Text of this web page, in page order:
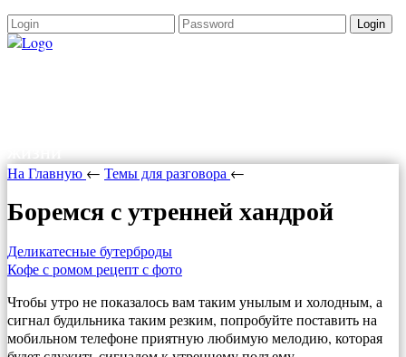
Login
На Главную ← Темы для разговора ←
Боремся с утренней хандрой
Деликатесные бутерброды
Кофе с ромом рецепт с фото
Чтобы утро не показалось вам таким унылым и холодным, а
сигнал будильника таким резким, попробуйте поставить на
мобильном телефоне приятную любимую мелодию, которая